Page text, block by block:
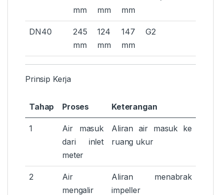
mm
mm
mm
DN40
245
mm
124
mm
147
mm
G2
Prinsip Kerja
Tahap Proses Keterangan
1
Air masuk
dari inlet
meter
Aliran air masuk ke
ruang ukur
2
Air
mengalir
Aliran menabrak
impeller